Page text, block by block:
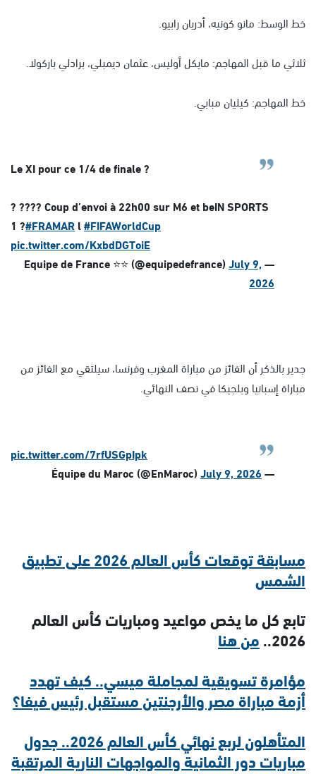
خط الوسط: مانو كونيه، أدريان رابيو.
ثلاثي ما قبل المهاجم: مايكل أوليس، عثمان ديمبلي، برادلي باركولا.
خط المهاجم: كيليان مبابي.
Le XI pour ce 1/4 de finale ?
? ???? Coup d’envoi à 22h00 sur M6 et beIN SPORTS
1 ?#FRAMARl#FIFAWorldCup
pic.twitter.com/KxbdDGToiE
— Equipe de France ⭐⭐ (@equipedefrance)
July 9,
2026
جدير بالذكر أن الفائز من مباراة المغرب وفرنسا، سيلتقي مع الفائز من
مباراة إسبانيا وبلجيكا في نصف النهائي.
pic.twitter.com/7rfUSGpIpk
— Équipe du Maroc (@EnMaroc)
July 9, 2026
مسابقة توقعات كأس العالم 2026 على تطبيق
الشمس
تابع كل ما يخص مواعيد ومباريات كأس العالم
2026.. من هنا
مؤامرة تسويقية لمجاملة ميسي.. كيف تهدد
أزمة مباراة مصر والأرجنتين مستقبل رئيس فيفا؟
المتأهلون لربع نهائي كأس العالم 2026.. جدول
مباريات دور الثمانية والمواجهات النارية المرتقبة